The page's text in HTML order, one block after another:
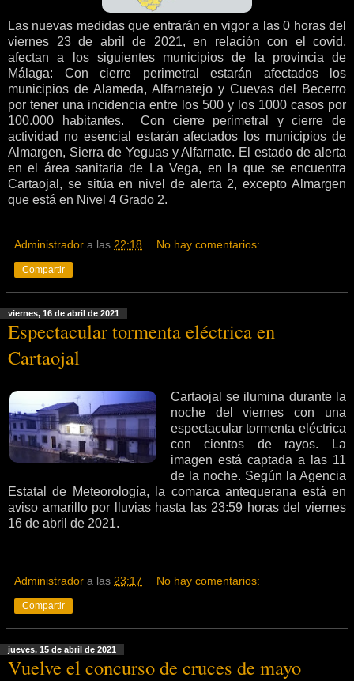
Las nuevas medidas que entrarán en vigor a las 0 horas del
viernes 23 de abril de 2021, en relación con el covid,
afectan a los siguientes municipios de la provincia de
Málaga: Con cierre perimetral estarán afectados los
municipios de Alameda, Alfarnatejo y Cuevas del Becerro
por tener una incidencia entre los 500 y los 1000 casos por
100.000 habitantes. Con cierre perimetral y cierre de
actividad no esencial estarán afectados los municipios de
Almargen, Sierra de Yeguas y Alfarnate. El estado de alerta
en el área sanitaria de La Vega, en la que se encuentra
Cartaojal, se sitúa en nivel de alerta 2, excepto Almargen
que está en Nivel 4 Grado 2.
Administrador a las 22:18 No hay comentarios:
Compartir
viernes, 16 de abril de 2021
Espectacular tormenta eléctrica en
Cartaojal
Cartaojal se ilumina durante la
noche del viernes con una
espectacular tormenta eléctrica
con cientos de rayos. La
imagen está captada a las 11
de la noche. Según la Agencia
Estatal de Meteorología, la comarca antequerana está en
aviso amarillo por lluvias hasta las 23:59 horas del viernes
16 de abril de 2021.
Administrador a las 23:17 No hay comentarios:
Compartir
jueves, 15 de abril de 2021
Vuelve el concurso de cruces de mayo